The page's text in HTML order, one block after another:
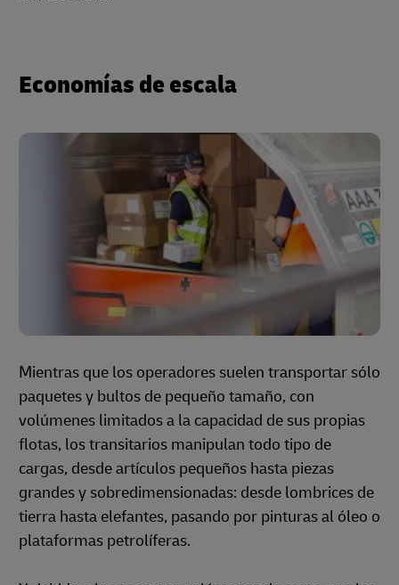
Economías de escala
Mientras que los operadores suelen transportar sólo
paquetes y bultos de pequeño tamaño, con
volúmenes limitados a la capacidad de sus propias
flotas, los transitarios manipulan todo tipo de
cargas, desde artículos pequeños hasta piezas
grandes y sobredimensionadas: desde lombrices de
tierra hasta elefantes, pasando por pinturas al óleo o
plataformas petrolíferas.